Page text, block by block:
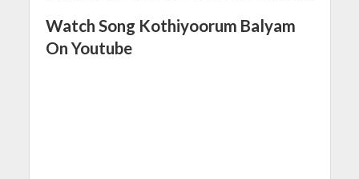
Watch Song Kothiyoorum Balyam
On Youtube